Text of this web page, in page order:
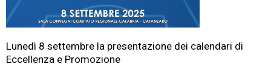
Lunedì 8 settembre la presentazione dei calendari di
Eccellenza e Promozione